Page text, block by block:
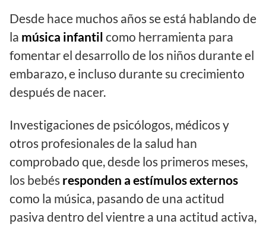
Desde hace muchos años se está hablando de
la música infantil como herramienta para
fomentar el desarrollo de los niños durante el
embarazo, e incluso durante su crecimiento
después de nacer.
Investigaciones de psicólogos, médicos y
otros profesionales de la salud han
comprobado que, desde los primeros meses,
los bebés responden a estímulos externos
como la música, pasando de una actitud
pasiva dentro del vientre a una actitud activa,